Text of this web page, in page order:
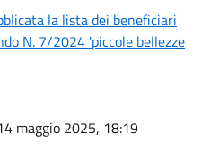
la lista dei beneficiari
N. 7/2024 'piccole bellezze
maggio 2025, 18:19